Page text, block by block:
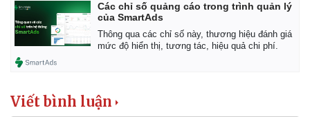
Các chỉ số quảng cáo trong trình quản lý
của SmartAds
Thông qua các chỉ số này, thương hiệu đánh giá
mức độ hiển thị, tương tác, hiệu quả chi phí.
Viết bình luận